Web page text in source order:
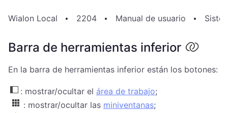
Wialon Local 2204 Manual de usuario
Barra de herramientas inferior
En la barra de herramientas inferior están los botones:
: mostrar/ocultar el área de trabajo;
: mostrar/ocultar las miniventanas;